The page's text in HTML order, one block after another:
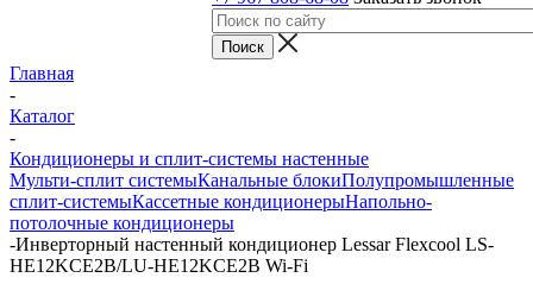
Главная
-
Каталог
-
Кондиционеры и сплит-системы настенные
Мульти-сплит системыКанальные блокиПолупромышленные
сплит-системыКассетные кондиционерыНапольно-
потолочные кондиционеры
-Инверторный настенный кондиционер Lessar Flexcool LS-
HE12KCE2B/LU-HE12KCE2B Wi-Fi